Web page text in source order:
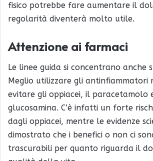
fisico potrebbe fare aumentare il
regolarità diventerà molto utile.
Attenzione ai farmaci
Le linee guida si concentrano anche
Meglio utilizzare gli antinfiammatori
evitare gli oppiacei, il paracetamolo
glucosamina. C’è infatti un forte
dagli oppiacei, mentre le evidenze
dimostrato che i benefici o non ci
trascurabili per quanto riguarda il